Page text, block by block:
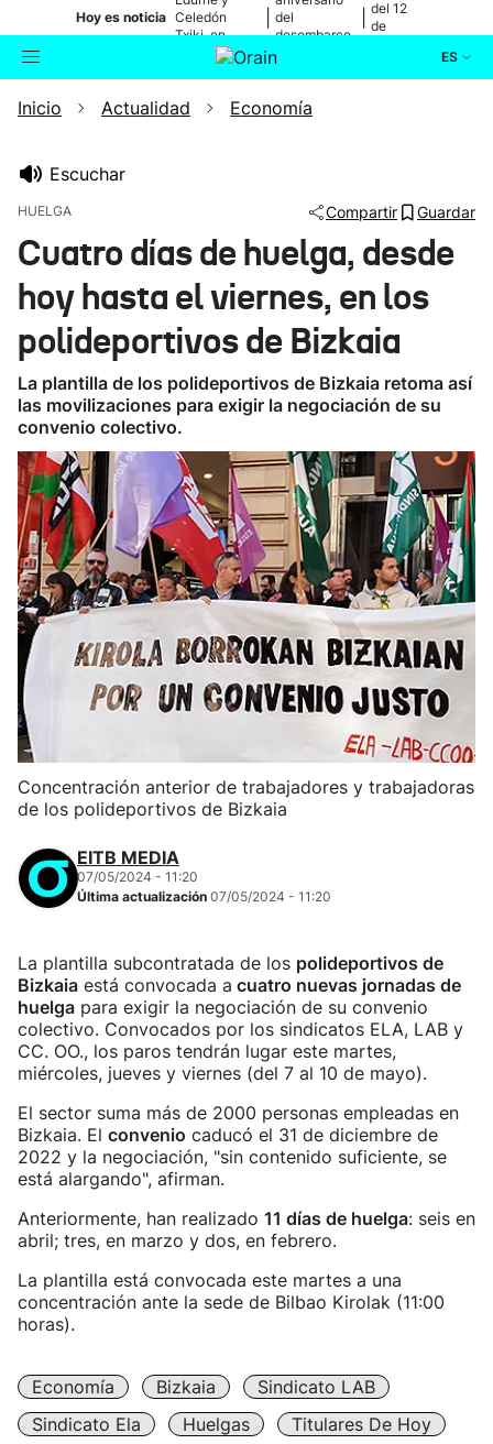
Hoy es noticia Celedón
Txiki, en
directo
del
desembarco
de Elkano
del 12
de
ES
Buscador Actualidad
Ikusmiran
Eguraldia
Inicio Actualidad Economía
Escuchar
HUELGA Compartir Guardar
Cuatro días de huelga, desde
hoy hasta el viernes, en los
polideportivos de Bizkaia
La plantilla de los polideportivos de Bizkaia retoma así
las movilizaciones para exigir la negociación de su
convenio colectivo.
Concentración anterior de trabajadores y trabajadoras
de los polideportivos de Bizkaia
EITB MEDIA
07/05/2024 - 11:20
Última actualización 07/05/2024 - 11:20
La plantilla subcontratada de los polideportivos de
Bizkaia está convocada a cuatro nuevas jornadas de
huelga para exigir la negociación de su convenio
colectivo. Convocados por los sindicatos ELA, LAB y
CC. OO., los paros tendrán lugar este martes,
miércoles, jueves y viernes (del 7 al 10 de mayo).
El sector suma más de 2000 personas empleadas en
Bizkaia. El convenio caducó el 31 de diciembre de
2022 y la negociación, "sin contenido suficiente, se
está alargando", afirman.
Anteriormente, han realizado 11 días de huelga: seis en
abril; tres, en marzo y dos, en febrero.
La plantilla está convocada este martes a una
concentración ante la sede de Bilbao Kirolak (11:00
horas).
Economía Bizkaia
Sindicato LAB
Sindicato Ela
Huelgas
Titulares De Hoy